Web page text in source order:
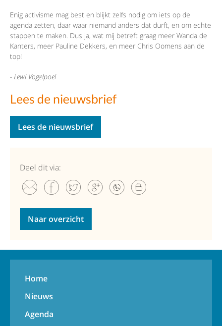
Enig activisme mag best en blijkt zelfs nodig om iets op de
agenda zetten, daar waar niemand anders dat durft, en om echte
stappen te maken. Dus ja, wat mij betreft graag meer Wanda de
Kanters, meer Pauline Dekkers, en meer Chris Oomens aan de
top!
- Lewi Vogelpoel
Lees de nieuwsbrief
Lees de nieuwsbrief
Deel dit via:
Naar overzicht
Home
Nieuws
Agenda